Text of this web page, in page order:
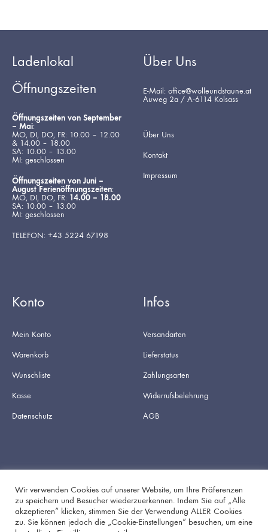
Ladenlokal
Öffnungszeiten
Öffnungszeiten von September
– Mai:
MO, DI, DO, FR: 10.00 – 12.00
& 14.00 – 18.00
SA: 10.00 – 13.00
MI: geschlossen
Öffnungszeiten von Juni –
August Ferienöffnungszeiten:
MO, DI, DO, FR: 14.00 – 18.00
SA: 10.00 – 13.00
MI: geschlossen
TELEFON: +43 5224 67198
Über Uns
E-Mail: office@wolleundstaune.at
Auweg 2a / A-6114 Kolsass
Über Uns
Kontakt
Impressum
Konto
Mein Konto
Warenkorb
Wunschliste
Kasse
Datenschutz
Infos
Versandarten
Lieferstatus
Zahlungsarten
Widerrufsbelehrung
AGB
FacebookInstagram
Wir verwenden Cookies auf unserer Website, um Ihre Präferenzen
zu speichern und Besucher wiederzuerkennen. Indem Sie auf „Alle
akzeptieren“ klicken, stimmen Sie der Verwendung ALLER Cookies
zu. Sie können jedoch die „Cookie-Einstellungen“ besuchen, um eine